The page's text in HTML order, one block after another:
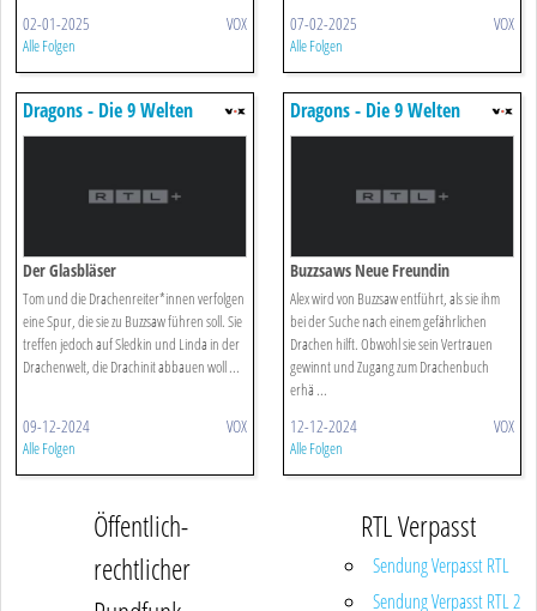
02-01-2025 VOX
Alle Folgen
07-02-2025 VOX
Alle Folgen
Dragons - Die 9 Welten
Der Glasbläser
Tom und die Drachenreiter*innen verfolgen
eine Spur, die sie zu Buzzsaw führen soll. Sie
treffen jedoch auf Sledkin und Linda in der
Drachenwelt, die Drachinit abbauen woll ...
09-12-2024 VOX
Alle Folgen
Dragons - Die 9 Welten
Buzzsaws Neue Freundin
Alex wird von Buzzsaw entführt, als sie ihm
bei der Suche nach einem gefährlichen
Drachen hilft. Obwohl sie sein Vertrauen
gewinnt und Zugang zum Drachenbuch
erhä ...
12-12-2024 VOX
Alle Folgen
Öffentlich-
rechtlicher
RTL Verpasst
Sendung Verpasst RTL
Sendung Verpasst RTL 2